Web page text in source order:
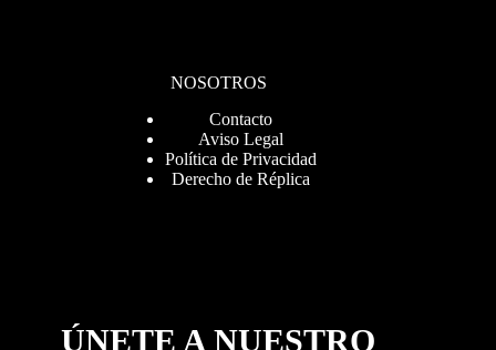
NOSOTROS
Contacto
Aviso Legal
Política de Privacidad
Derecho de Réplica
ÚNETE A NUESTRO